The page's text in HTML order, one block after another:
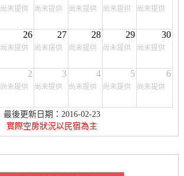
尚未提供 尚未提供 尚未提供 尚未提供 尚未提供
26
尚未提供
27
尚未提供
28
尚未提供
29
尚未提供
30
尚未提供
2
尚未提供
3
尚未提供
4
尚未提供
5
尚未提供
6
尚未提供
最後更新日期：2016-02-23
實際空房狀況以民宿為主